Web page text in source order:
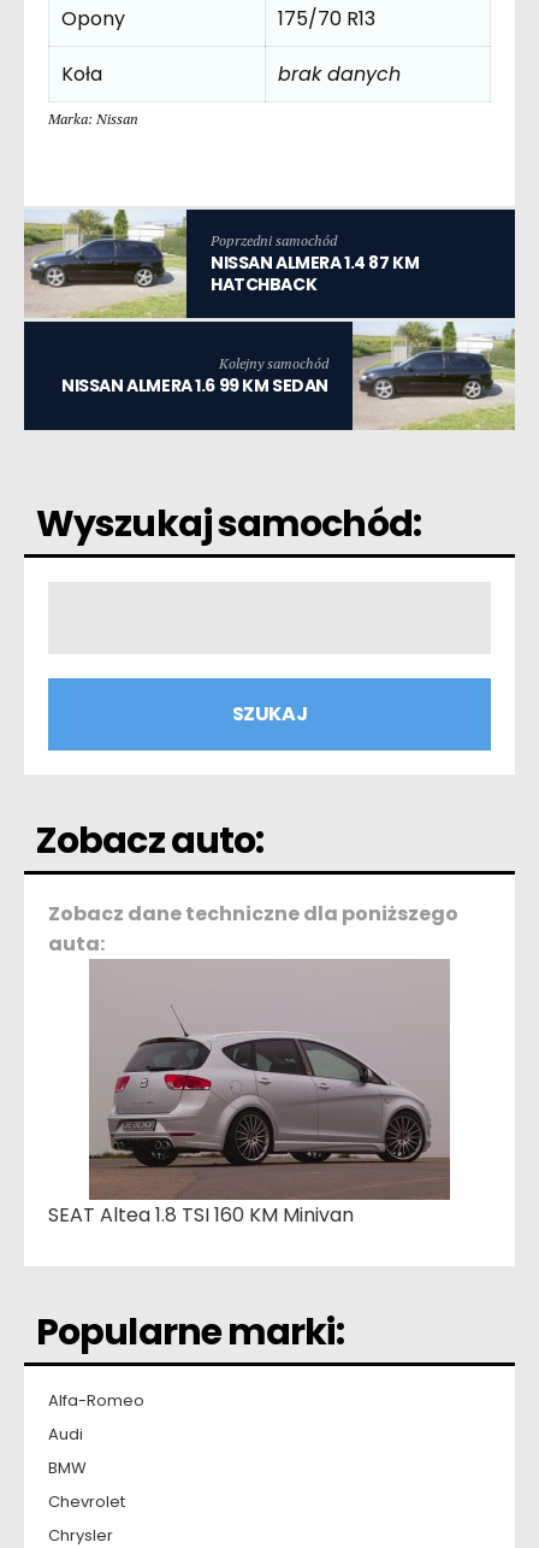
Opony
175/70 R13
Koła
brak danych
Marka: Nissan
Poprzedni samochód
NISSAN ALMERA 1.4 87 KM
HATCHBACK
Kolejny samochód
NISSAN ALMERA 1.6 99 KM SEDAN
Wyszukaj samochód:
Zobacz auto:
Zobacz dane techniczne dla poniższego
auta:
SEAT Altea 1.8 TSI 160 KM Minivan
Popularne marki:
Alfa-Romeo
Audi
BMW
Chevrolet
Chrysler